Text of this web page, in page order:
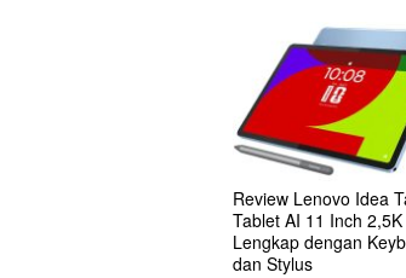
Review Lenovo Idea
Tablet AI 11 Inch 2,5K
Lengkap dengan
dan Stylus